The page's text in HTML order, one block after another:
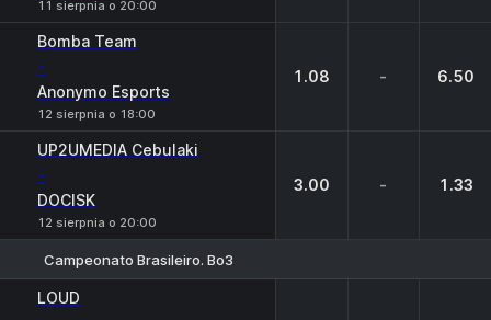
11 sierpnia o 20:00
Bomba Team
-
Anonymo Esports
12 sierpnia o 18:00
1.08 - 6.50
UP2UMEDIA Cebulaki
-
DOCISK
12 sierpnia o 20:00
3.00 - 1.33
Campeonato Brasileiro. Bo3
LOUD